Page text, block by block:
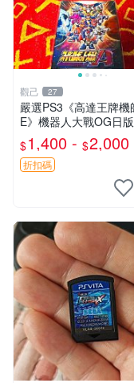
觀己 27
嚴選PS3《高達王牌機
E》機器人大戰OG日
未開封，附小冊子實拍
器人大戰 ACE OG 上左
下 關鍵詞：機器人、高
$1,400 - $2,000
折扣碼